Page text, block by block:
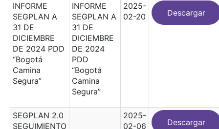
INFORME
SEGPLAN A
31 DE
DICIEMBRE
DE 2024 PDD
“Bogotá
Camina
Segura”
INFORME
SEGPLAN A
31 DE
DICIEMBRE
DE 2024
PDD
“Bogotá
Camina
Segura”
2025-
02-20
Descargar
SEGPLAN 2.0
SEGUIMIENTO
2025-
02-06
Descargar